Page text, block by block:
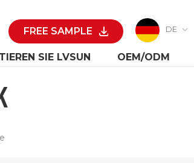
DE
FREE SAMPLE
SIE LVSUN OEM/ODM